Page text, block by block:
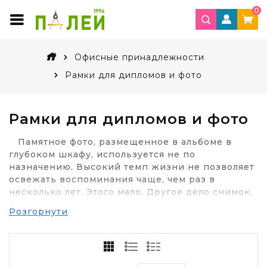
0
Офисные принадлежности
Рамки для дипломов и фото
Рамки для дипломов и фото
Памятное фото, размещенное в альбоме в
глубоком шкафу, используется не по
назначению. Высокий темп жизни не позволяет
освежать воспоминания чаще, чем раз в
несколько лет. Этого мало. Другое дело снимок,
рабочем столе. Достаточно одного взгляда, и
любой момент пережитые ранее чувства греют
сердце, несмотря на ворох текущих забот.
Розгорнути